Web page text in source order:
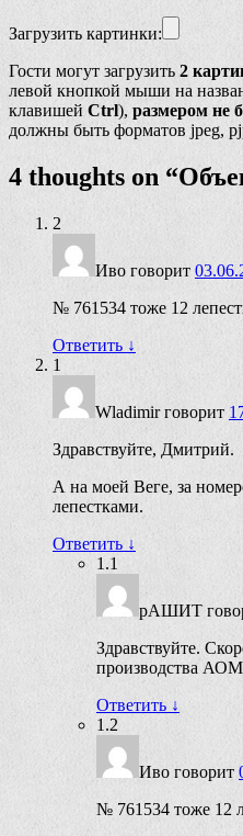
Загрузить картинки:
Гости могут загрузить 2
левой кнопкой мыши на
клавишей Ctrl), размером не
должны быть форматов jpeg,
4 thoughts on “
2
Иво говорит
№ 761534 тоже 12
Ответить ↓
1
Wladimir говорит
Здравствуйте, Дмитрий.
А на моей Веге, за
лепестками.
Ответить ↓
1.1
рАШИТ
Здравствуйте.
производства
Ответить ↓
1.2
Иво говорит
№ 761534 тоже 12